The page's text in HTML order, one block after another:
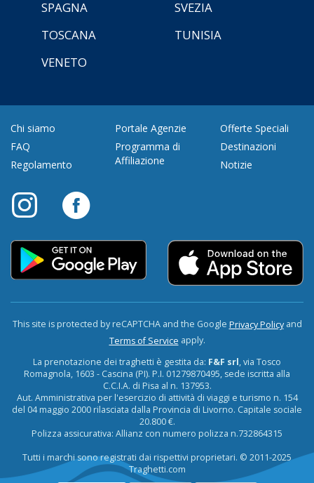
SPAGNA
SVEZIA
TOSCANA
TUNISIA
VENETO
Chi siamo
FAQ
Regolamento
Portale Agenzie
Programma di
Affiliazione
Offerte Speciali
Destinazioni
Notizie
This site is protected by reCAPTCHA and the Google Privacy Policyand
Terms of Service apply.
La prenotazione dei traghetti è gestita da: F&F srl, via Tosco
Romagnola, 1603 - Cascina (PI). P.I. 01279870495, sede iscritta alla
C.C.I.A. di Pisa al n. 137953.
Aut. Amministrativa per l'esercizio di attività di viaggi e turismo n. 154
del 04 maggio 2000 rilasciata dalla Provincia di Livorno. Capitale sociale
20.800 €.
Polizza assicurativa: Allianz con numero polizza n.732864315
Tutti i marchi sono registrati dai rispettivi proprietari. © 2011-2025
Traghetti.com